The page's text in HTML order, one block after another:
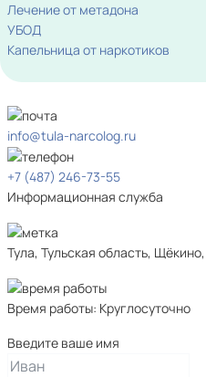
Лечение от метадона
УБОД
Капельница от наркотиков
info@tula-narcolog.ru
+7 (487) 246-73-55
Информационная служба
Тула, Тульская область,
Время работы: Круглосуточно
Введите ваше имя